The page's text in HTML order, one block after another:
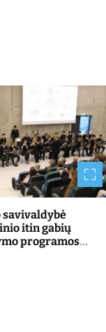
savivaldybė
itin gabių
programos